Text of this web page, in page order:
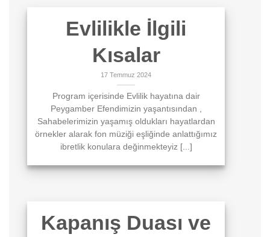
Evlilikle İlgili
Kısalar
17 Temmuz 2024
Program içerisinde Evlilik hayatına dair
Peygamber Efendimizin yaşantısından ,
Sahabelerimizin yaşamış oldukları hayatlardan
örnekler alarak fon müziği eşliğinde anlattığımız
ibretlik konulara değinmekteyiz [...]
Kapanış Duası ve